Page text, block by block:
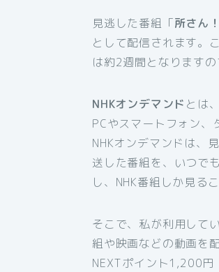
見逃した番組「所さん
として配信されます。
は約2週間となりますの
NHKオンデマンド とは
PCやスマートフォン、
NHKオンデマンドは、
送した番組を、いつで
し、NHK番組しか見る
そこで、私が利用して
組や映画などの動画を
NEXTポイント1,200円